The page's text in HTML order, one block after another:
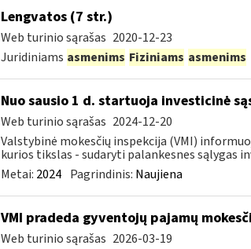
Lengvatos (7 str.)
Web turinio sąrašas 2020-12-23
Juridiniams asmenims Fiziniams asmenims
Nuo sausio 1 d. startuoja investicinė
Web turinio sąrašas 2024-12-20
Valstybinė mokesčių inspekcija (VMI)
kurios tikslas - sudaryti palankesnes sąlygas
Metai: 2024 Pagrindinis: Naujiena
VMI pradeda gyventojų pajamų
Web turinio sąrašas 2026-03-19